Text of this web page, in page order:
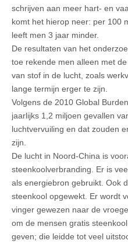
schrijven aan meer hart- en
komt het hierop neer: per 100
leeft men 3 jaar minder.
De resultaten van het
toe rekende men alleen met
van stof in de lucht, zoals
lange termijn erger te zijn.
Volgens de 2010 Global
jaarlijks 1,2 miljoen gevallen
luchtvervuiling en dat zouden
zijn.
De lucht in Noord-China is
steenkoolverbranding. Er is
als energiebron gebruikt. Ook
steenkool opgewekt. Er wordt
vinger gewezen naar de
om de mensen gratis
geven; die leidde tot veel